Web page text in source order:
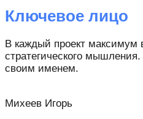
Ключевое лицо
В каждый проект максимум
стратегического
своим именем.
Михеев Игорь